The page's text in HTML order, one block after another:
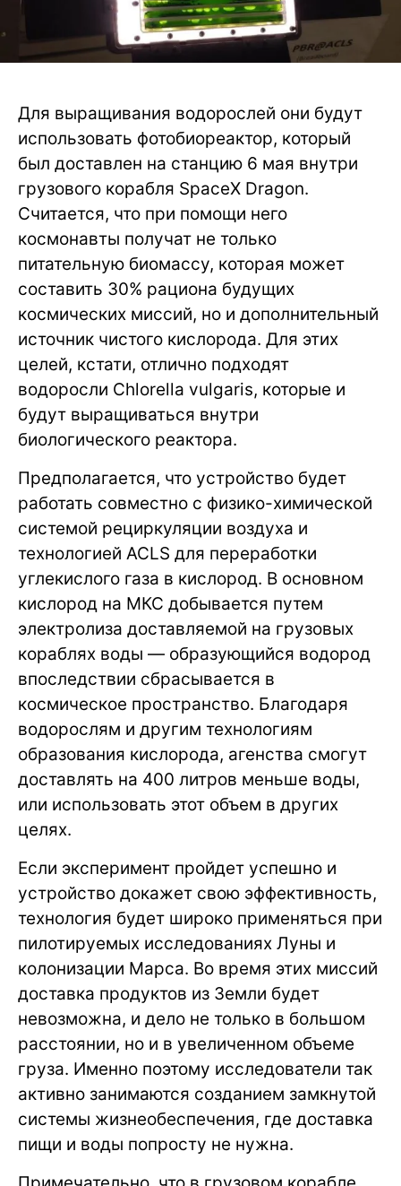
Для выращивания водорослей они будут
использовать фотобиореактор, который
был доставлен на станцию 6 мая внутри
грузового корабля SpaceX Dragon.
Считается, что при помощи него
космонавты получат не только
питательную биомассу, которая может
составить 30% рациона будущих
космических миссий, но и дополнительный
источник чистого кислорода. Для этих
целей, кстати, отлично подходят
водоросли Chlorella vulgaris, которые и
будут выращиваться внутри
биологического реактора.
Предполагается, что устройство будет
работать совместно с физико-химической
системой рециркуляции воздуха и
технологией ACLS для переработки
углекислого газа в кислород. В основном
кислород на МКС добывается путем
электролиза доставляемой на грузовых
кораблях воды — образующийся водород
впоследствии сбрасывается в
космическое пространство. Благодаря
водорослям и другим технологиям
образования кислорода, агенства смогут
доставлять на 400 литров меньше воды,
или использовать этот объем в других
целях.
Если эксперимент пройдет успешно и
устройство докажет свою эффективность,
технология будет широко применяться при
пилотируемых исследованиях Луны и
колонизации Марса. Во время этих миссий
доставка продуктов из Земли будет
невозможна, и дело не только в большом
расстоянии, но и в увеличенном объеме
груза. Именно поэтому исследователи так
активно занимаются созданием замкнутой
системы жизнеобеспечения, где доставка
пищи и воды попросту не нужна.